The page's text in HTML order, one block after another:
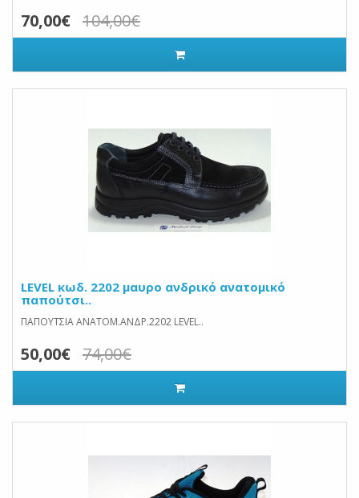
70,00€ 104,00€
LEVEL κωδ. 2202 μαυρο ανδρικό ανατομικό
παπούτσι..
ΠΑΠΟΥΤΣΙΑ ΑΝΑΤΟΜ.ΑΝΔΡ.2202 LEVEL..
50,00€ 74,00€